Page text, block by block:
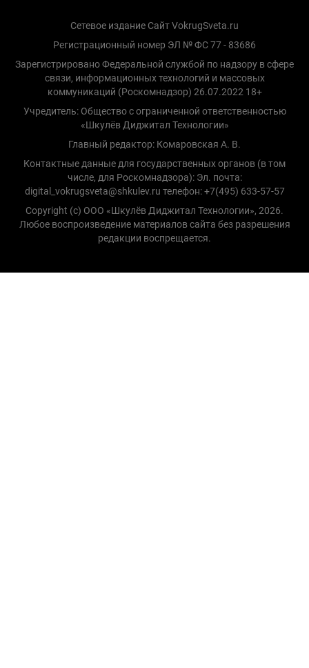
Сетевое издание Сайт VokrugSveta.ru
Регистрационный номер ЭЛ № ФС 77 - 83686
Зарегистрировано Федеральной службой по надзору в сфере
связи, информационных технологий и массовых
коммуникаций (Роскомнадзор) 26.07.2022 18+
Учредитель: Общество с ограниченной ответственностью
«Шкулёв Диджитал Технологии»
Главный редактор: Комаровская А. В.
Контактные данные для государственных органов (в том
числе, для Роскомнадзора): Эл. почта:
digital_vokrugsveta@shkulev.ru телефон: +7(495) 633-57-57
Copyright (с) ООО «Шкулёв Диджитал Технологии», 2026.
Любое воспроизведение материалов сайта без разрешения
редакции воспрещается.